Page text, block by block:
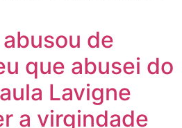
de
que abusei do
Lavigne
a virgindade